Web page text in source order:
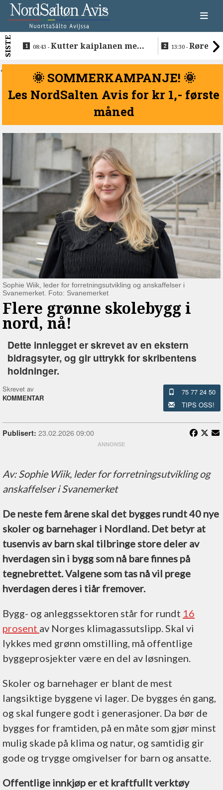
SISTE 08:43 -Kutter kaiplanen med
kroner
13:30 -
<
🌞 SOMMERKAMPANJE! 🌞
Les NordSalten Avis for kr 1,- første
måned
Sophie Wiik, leder for forretningsutvikling og anskaffelser i
Svanemerket. Foto: Svanemerket
Flere grønne skolebygg i
nord, nå!
Dette innlegget er skrevet av en ekstern
bidragsyter, og gir uttrykk for skribentens
holdninger.
Skrevet av
KOMMENTAR
75 77 24 50
TIPS OSS!
Publisert: 23.02.2026 09:00
Av: Sophie Wiik, leder for forretningsutvikling og
anskaffelser i Svanemerket
De neste fem årene skal det bygges rundt 40 nye
skoler og barnehager i Nordland. Det betyr at
tusenvis av barn skal tilbringe store deler av
hverdagen sin i bygg som nå bare finnes på
tegnebrettet. Valgene som tas nå vil prege
hverdagen deres i tiår fremover.
Bygg- og anleggssektoren står for rundt 16
prosent av Norges klimagassutslipp. Skal vi
lykkes med grønn omstilling, må offentlige
byggeprosjekter være en del av løsningen.
Skoler og barnehager er blant de mest
langsiktige byggene vi lager. De bygges én gang,
og skal fungere godt i generasjoner. Da bør de
bygges for framtiden, på en måte som gjør minst
mulig skade på klima og natur, og samtidig gir
gode og trygge omgivelser for barn og ansatte.
Offentlige innkjøp er et kraftfullt verktøy